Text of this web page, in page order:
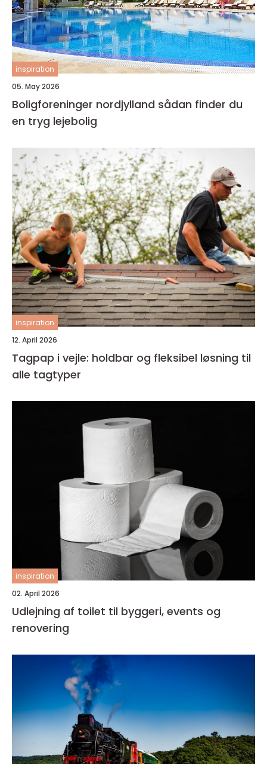
inspiration
05. May 2026
Boligforeninger nordjylland sådan finder du
en tryg lejebolig
inspiration
12. April 2026
Tagpap i vejle: holdbar og fleksibel løsning til
alle tagtyper
inspiration
02. April 2026
Udlejning af toilet til byggeri, events og
renovering